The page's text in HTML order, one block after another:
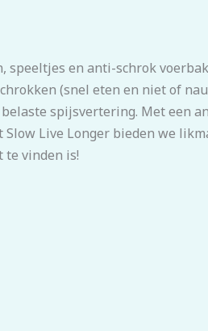
speeltjes en anti-schrok
(snel eten en niet of
spijsvertering. Met een
Live Longer bieden we
te vinden is!